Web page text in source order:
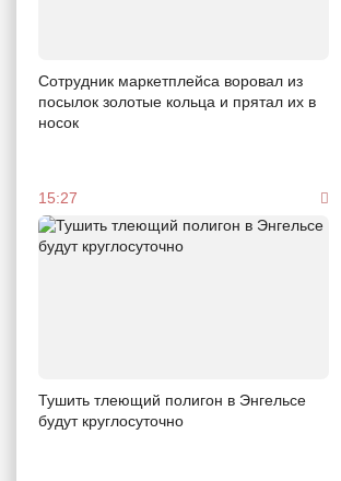
Сотрудник маркетплейса воровал из
посылок золотые кольца и прятал их в
носок
15:27
Тушить тлеющий полигон в Энгельсе
будут круглосуточно